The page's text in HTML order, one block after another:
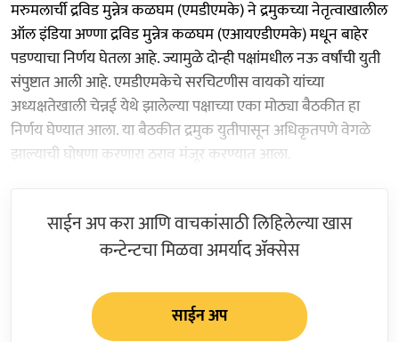
मरुमलार्ची द्रविड मुन्नेत्र कळघम (एमडीएमके) ने द्रमुकच्या नेतृत्वाखालील
ऑल इंडिया अण्णा द्रविड मुन्नेत्र कळघम (एआयएडीएमके) मधून बाहेर
पडण्याचा निर्णय घेतला आहे. ज्यामुळे दोन्ही पक्षांमधील नऊ वर्षांची युती
संपुष्टात आली आहे. एमडीएमकेचे सरचिटणीस वायको यांच्या
अध्यक्षतेखाली चेन्नई येथे झालेल्या पक्षाच्या एका मोठ्या बैठकीत हा
निर्णय घेण्यात आला. या बैठकीत द्रमुक युतीपासून अधिकृतपणे वेगळे
झाल्याची घोषणा करणारा ठराव मंजूर करण्यात आला.
साईन अप करा आणि वाचकांसाठी लिहिलेल्या खास
कन्टेन्टचा मिळवा अमर्याद ॲक्सेस
साईन अप